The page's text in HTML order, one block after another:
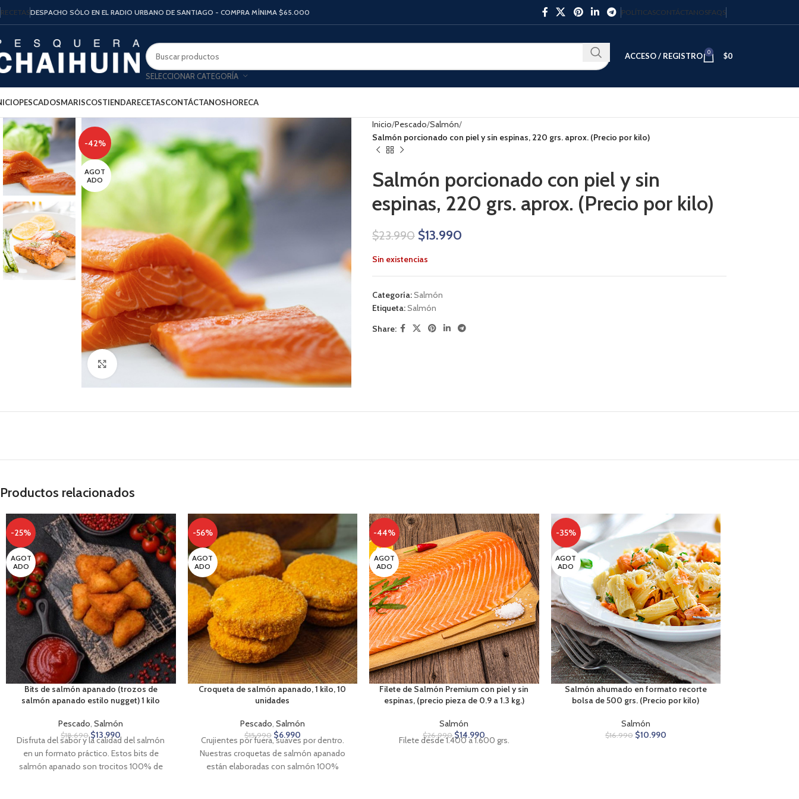
RECETASDESPACHO SÓLO EN EL RADIO URBANO DE SANTIAGO - COMPRA MÍNIMA $65.000 POLÍTICASCONTÁCTANOSFAQS
SELECCIONAR CATEGORÍA
ACCESO / REGISTRO 0 $0
PESCADOSMARISCOSTIENDARECETASCONTÁCTANOSHORECA
-42%
AGOT
ADO
Clic para ampliar
Inicio Pescado Salmón
Salmón porcionado con piel y sin espinas, 220 grs. aprox. (Precio por kilo)
Salmón porcionado con piel y sin
espinas, 220 grs. aprox. (Precio por kilo)
$23.990 $13.990
Sin existencias
Categoría:Salmón
Etiqueta:Salmón
Share:
Productos relacionados
-25%
AGOT
ADO
Bits de salmón apanado (trozos de
salmón apanado estilo nugget) 1 kilo
Pescado ,Salmón
$18.690 $13.990
Disfruta del sabor y la calidad del salmón
en un formato práctico. Estos bits de
salmón apanado son trocitos 100% de
-56%
AGOT
ADO
Croqueta de salmón apanado, 1 kilo, 10
unidades
Pescado Salmón
$15.990 $6.990
Crujientes por fuera, suaves por dentro.
Nuestras croquetas de salmón apanado
están elaboradas con salmón 100%
-44%
AGOT
ADO
Filete de Salmón Premium con piel y sin
espinas, (precio pieza de 0.9 a 1.3 kg.)
Salmón
$26.990 $14.990
Filete desde 1.400 a 1.600 grs.
-35%
AGOT
ADO
Salmón ahumado en formato recorte
bolsa de 500 grs. (Precio por kilo)
Salmón
$16.990 $10.990